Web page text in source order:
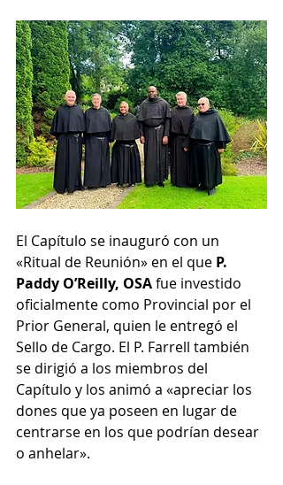
El Capítulo se inauguró con un
«Ritual de Reunión» en el que P.
Paddy O’Reilly, OSA fue investido
oficialmente como Provincial por el
Prior General, quien le entregó el
Sello de Cargo. El P. Farrell también
se dirigió a los miembros del
Capítulo y los animó a «apreciar los
dones que ya poseen en lugar de
centrarse en los que podrían desear
o anhelar».